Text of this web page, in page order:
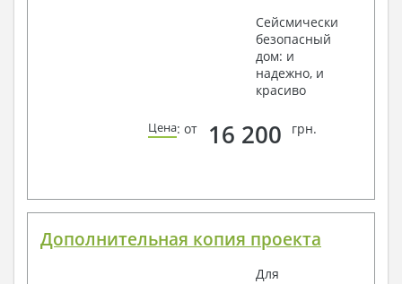
Сейсмически
безопасный
дом: и
надежно, и
красиво
Цена: от 16 200 грн.
Дополнительная копия проекта
Для